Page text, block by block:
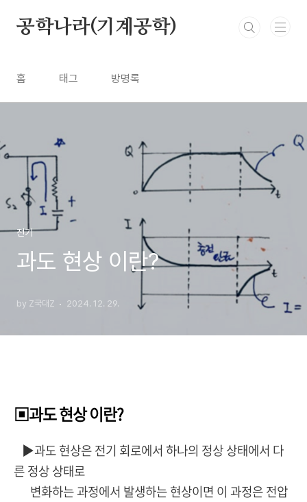
공학나라(기계공학)
홈 태그 방명록
전기
과도 현상 이란?
by Z국대Z 2024. 12. 29.
▣과도 현상 이란?
▶과도 현상은 전기 회로에서 하나의 정상 상태에서 다
른 정상 상태로
변화하는 과정에서 발생하는 현상이면 이 과정은 전압